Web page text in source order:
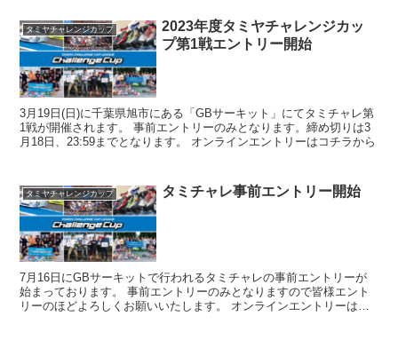
タミヤチャレンジカップ
2023年度タミヤチャレンジカッ
プ第1戦エントリー開始
3月19日(日)に千葉県旭市にある「GBサーキット」にてタミチャレ第
1戦が開催されます。 事前エントリーのみとなります。締め切りは3
月18日、23:59までとなります。 オンラインエントリーはコチラから
タミヤチャレンジカップ タミチャレ事前エントリー開始
7月16日にGBサーキットで行われるタミチャレの事前エントリーが
始まっております。 事前エントリーのみとなりますので皆様エント
リーのほどよろしくお願いいたします。 オンラインエントリーはこ